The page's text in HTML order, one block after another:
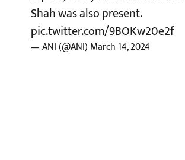
Shah was also present.
pic.twitter.com/9BOKw20e2f
— ANI (@ANI) March 14, 2024